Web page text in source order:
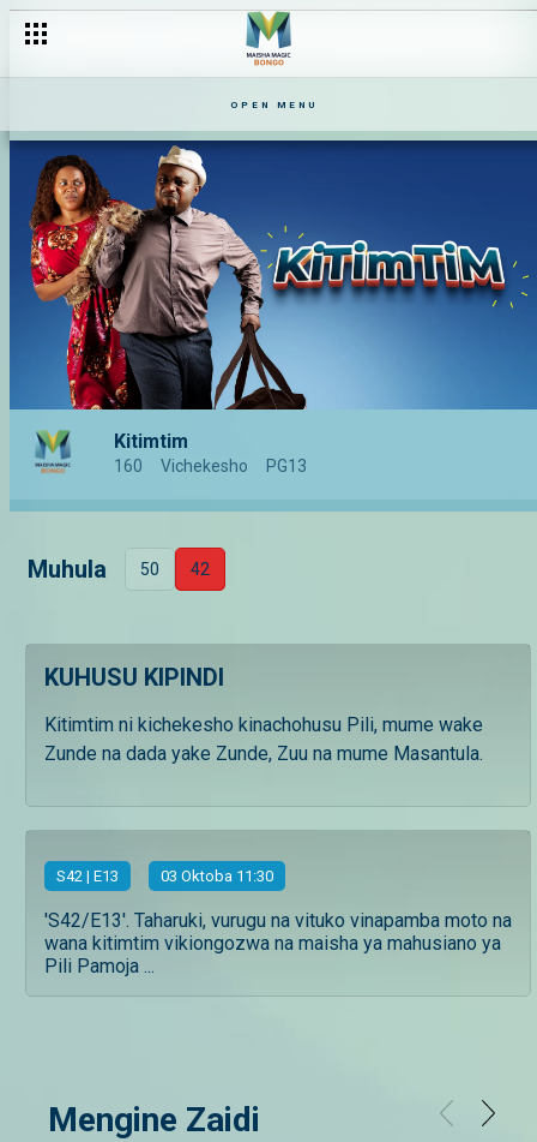
OPEN MENU
Kitimtim
160 Vichekesho PG13
Muhula 50 42
KUHUSU KIPINDI
Kitimtim ni kichekesho kinachohusu Pili, mume wake
Zunde na dada yake Zunde, Zuu na mume Masantula.
S42 | E13 03 Oktoba 11:30
'S42/E13'. Taharuki, vurugu na vituko vinapamba moto na
wana kitimtim vikiongozwa na maisha ya mahusiano ya
Pili Pamoja ...
Mengine Zaidi